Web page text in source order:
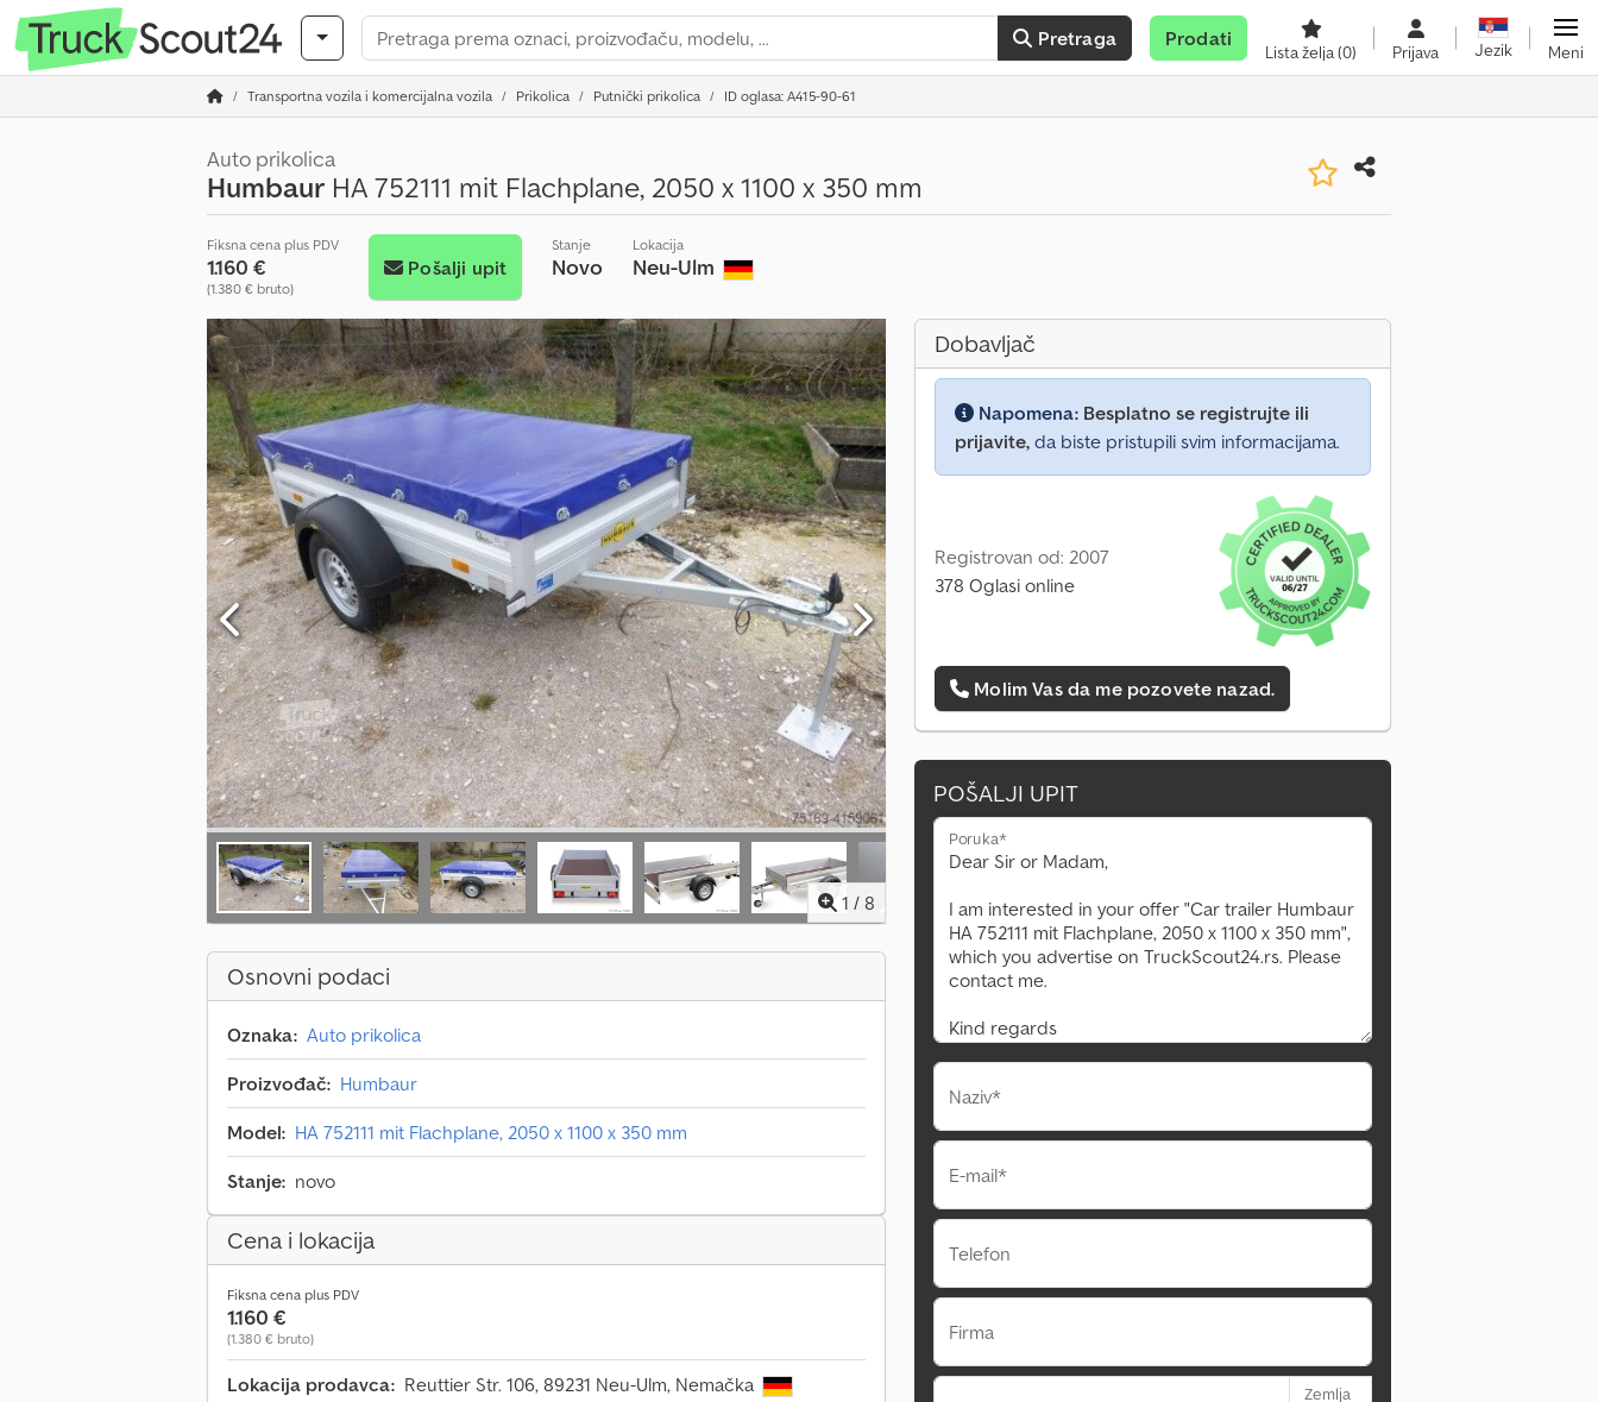
Pretraga Prodati
Lista želja(0) Prijava Jezik Meni
Transportna vozila i komercijalna vozila Prikolica Putnički prikolica ID oglasa: A415-90-61
Auto prikolica
Humbaur HA 752111 mit Flachplane, 2050 x 1100 x 350 mm
Fiksna cena plus PDV
1.160 €
(1.380 € bruto)
Pošalji upit
Stanje
Novo
Lokacija
Neu-Ulm
1 / 8
Osnovni podaci
Oznaka: Auto prikolica
Proizvođač: Humbaur
Model: HA 752111 mit Flachplane, 2050 x 1100 x 350 mm
Stanje: novo
Cena i lokacija
Fiksna cena plus PDV
1.160 €
(1.380 € bruto)
Lokacija prodavca: Reuttier Str. 106, 89231 Neu-Ulm, Nemačka
Dobavljač
Napomena: Besplatno se registrujte ili
prijavite, da biste pristupili svim informacijama.
Registrovan od: 2007
378 Oglasi online
Molim Vas da me pozovete nazad.
POŠALJI UPIT
Poruka*
Naziv*
E-mail*
Telefon
Firma
Zemlja